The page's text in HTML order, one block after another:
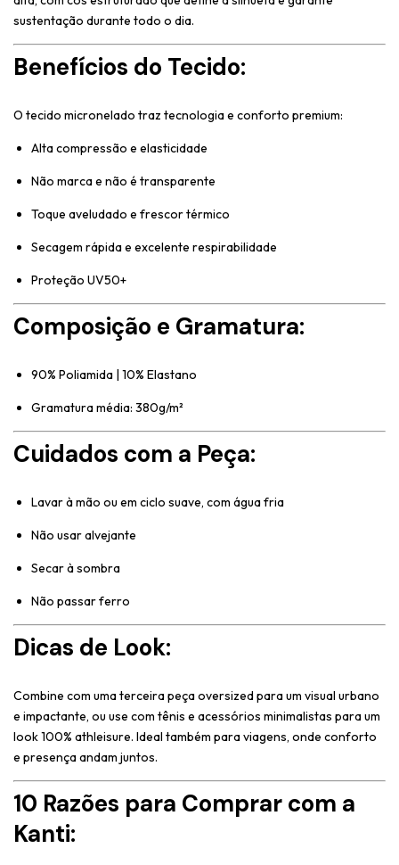
sustentação durante todo o dia.
Benefícios do Tecido:
O tecido micronelado traz tecnologia e conforto premium:
Alta compressão e elasticidade
Não marca e não é transparente
Toque aveludado e frescor térmico
Secagem rápida e excelente respirabilidade
Proteção UV50+
Composição e Gramatura:
90% Poliamida | 10% Elastano
Gramatura média: 380g/m²
Cuidados com a Peça:
Lavar à mão ou em ciclo suave, com água fria
Não usar alvejante
Secar à sombra
Não passar ferro
Dicas de Look:
Combine com uma terceira peça oversized para um visual urbano
e impactante, ou use com tênis e acessórios minimalistas para um
look 100% athleisure. Ideal também para viagens, onde conforto
e presença andam juntos.
10 Razões para Comprar com a
Kanti: